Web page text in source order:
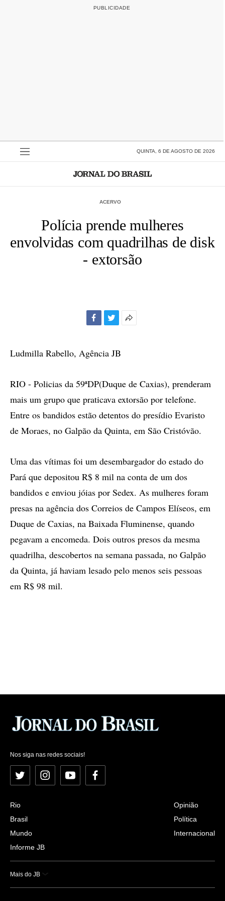
QUINTA, 6 DE AGOSTO DE 2026
ACERVO
Polícia prende mulheres
envolvidas com quadrilhas de disk
- extorsão
Ludmilla Rabello, Agência JB
RIO - Policias da 59ªDP(Duque de Caxias), prenderam
mais um grupo que praticava extorsão por telefone.
Entre os bandidos estão detentos do presídio Evaristo
de Moraes, no Galpão da Quinta, em São Cristóvão.
Uma das vítimas foi um desembargador do estado do
Pará que depositou R$ 8 mil na conta de um dos
bandidos e enviou jóias por Sedex. As mulheres foram
presas na agência dos Correios de Campos Elíseos, em
Duque de Caxias, na Baixada Fluminense, quando
pegavam a encomeda. Dois outros presos da mesma
quadrilha, descobertos na semana passada, no Galpão
da Quinta, já haviam lesado pelo menos seis pessoas
em R$ 98 mil.
Nos siga nas redes sociais!
Twitter InstagramYouTubeFacebook
Rio
Brasil
Mundo
Informe JB
Opinião
Política
Internacional
Mais do JB
Esportes